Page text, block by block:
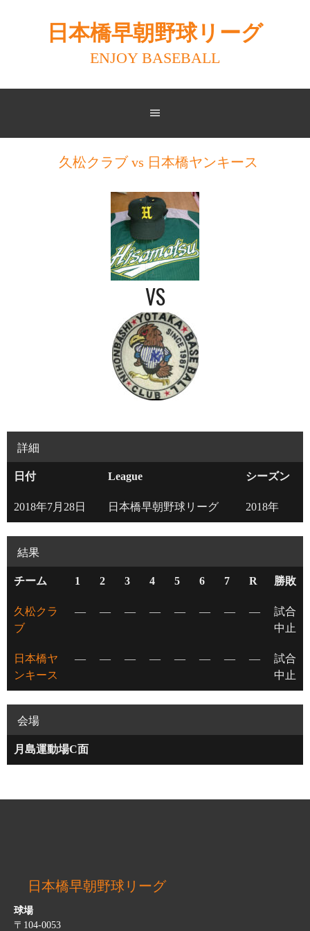
日本橋早朝野球リーグ
ENJOY BASEBALL
久松クラブ vs 日本橋ヤンキース
VS
詳細
日付 League シーズン
2018年7月28日 日本橋早朝野球リーグ 2018年
結果
チーム 1 2 3 4 5 6 7 R 勝敗
久松クラ
ブ
— — — — — — — —
試合
中止
日本橋ヤ
ンキース
— — — — — — — —
試合
中止
会場
月島運動場C面
日本橋早朝野球リーグ
球場
〒104-0053